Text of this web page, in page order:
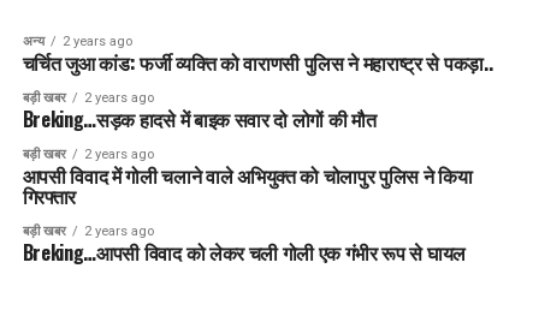
अन्य 2 years ago
चर्चित जुआ कांड: फर्जी व्यक्ति को वाराणसी पुलिस ने महाराष्ट्र से पकड़ा..
बड़ी खबर 2 years ago
Breking…सड़क हादसे में बाइक सवार दो लोगों की मौत
बड़ी खबर 2 years ago
आपसी विवाद में गोली चलाने वाले अभियुक्त को चोलापुर पुलिस ने किया
गिरफ्तार
बड़ी खबर 2 years ago
Breking…आपसी विवाद को लेकर चली गोली एक गंभीर रूप से घायल